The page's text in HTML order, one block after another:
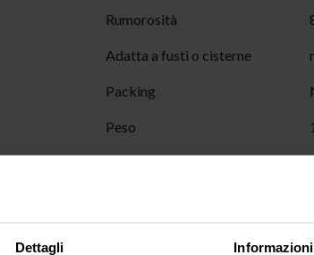
Dettagli
Rumorosità
Adatta a fusti o cisterne
Packing
Peso